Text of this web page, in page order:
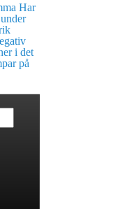
Har
i det
på